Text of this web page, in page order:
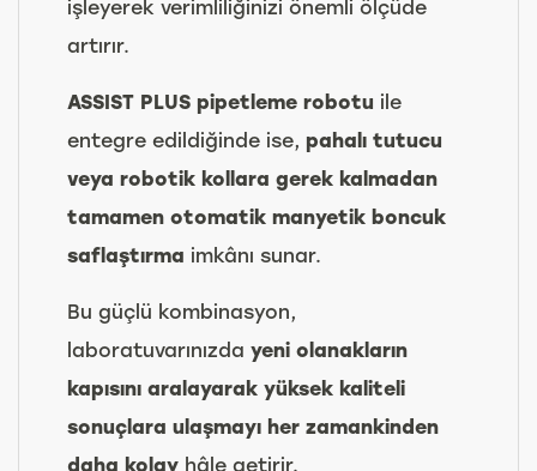
işleyerek verimliliğinizi önemli ölçüde
artırır.
ASSIST PLUS pipetleme robotu ile
entegre edildiğinde ise, pahalı tutucu
veya robotik kollara gerek kalmadan
tamamen otomatik manyetik boncuk
saflaştırma imkânı sunar.
Bu güçlü kombinasyon,
laboratuvarınızda yeni olanakların
kapısını aralayarak yüksek kaliteli
sonuçlara ulaşmayı her zamankinden
daha kolay hâle getirir.